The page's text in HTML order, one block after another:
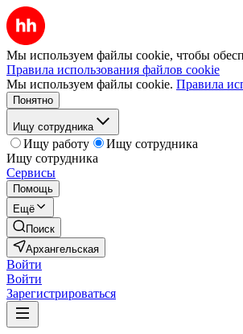
Мы используем файлы cookie, чтобы
Правила использования файлов cookie
Мы используем файлы cookie. Правила
Понятно
Ищу сотрудника
Ищу работу
Ищу сотрудника
Ищу сотрудника
Сервисы
Помощь
Ещё
Поиск
Архангельская
Войти
Войти
Зарегистрироваться